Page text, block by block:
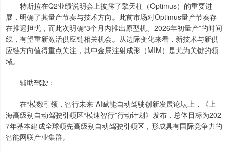
特斯拉在Q2业绩说明会上披露了擎天柱（Optimus）的重要进
展，明确了其量产节奏与技术方向。此前市场对Optimus量产节奏存
在推迟担忧，而此次明确“3个月内推出原型机、2026年初量产”的时间
线，有望重新激活供应链相关机会。从边际变化来看，新技术与新供
应链方向值得重点关注，其中金属注射成形（MIM）是尤为关键的领
域。
辅助驾驶：
在“模数引领，智行未来”AI赋能自动驾驶创新发展论坛上，《上
海高级别自动驾驶引领区“模速智行”行动计划》发布，总体目标为202
7年基本建成全球领先高级别自动驾驶引领区，形成具有国际竞争力的
智能网联产业集群。